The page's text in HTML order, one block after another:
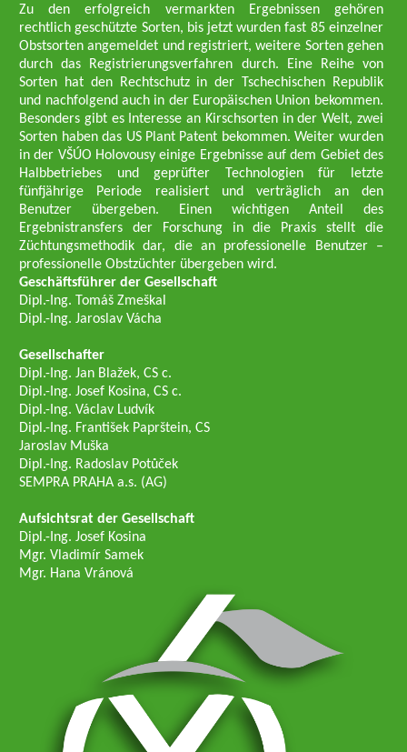
Zu den erfolgreich vermarkten Ergebnissen gehören
rechtlich geschützte Sorten, bis jetzt wurden fast 85 einzelner
Obstsorten angemeldet und registriert, weitere Sorten gehen
durch das Registrierungsverfahren durch. Eine Reihe von
Sorten hat den Rechtschutz in der Tschechischen Republik
und nachfolgend auch in der Europäischen Union bekommen.
Besonders gibt es Interesse an Kirschsorten in der Welt, zwei
Sorten haben das US Plant Patent bekommen. Weiter wurden
in der VŠÚO Holovousy einige Ergebnisse auf dem Gebiet des
Halbbetriebes und geprüfter Technologien für letzte
fünfjährige Periode realisiert und verträglich an den
Benutzer übergeben. Einen wichtigen Anteil des
Ergebnistransfers der Forschung in die Praxis stellt die
Züchtungsmethodik dar, die an professionelle Benutzer –
professionelle Obstzüchter übergeben wird.
Geschäftsführer der Gesellschaft
Dipl.-Ing. Tomáš Zmeškal
Dipl.-Ing. Jaroslav Vácha
Gesellschafter
Dipl.-Ing. Jan Blažek, CS c.
Dipl.-Ing. Josef Kosina, CS c.
Dipl.-Ing. Václav Ludvík
Dipl.-Ing. František Paprštein, CS
Jaroslav Muška
Dipl.-Ing. Radoslav Potůček
SEMPRA PRAHA a.s. (AG)
Aufsichtsrat der Gesellschaft
Dipl.-Ing. Josef Kosina
Mgr. Vladimír Samek
Mgr. Hana Vránová